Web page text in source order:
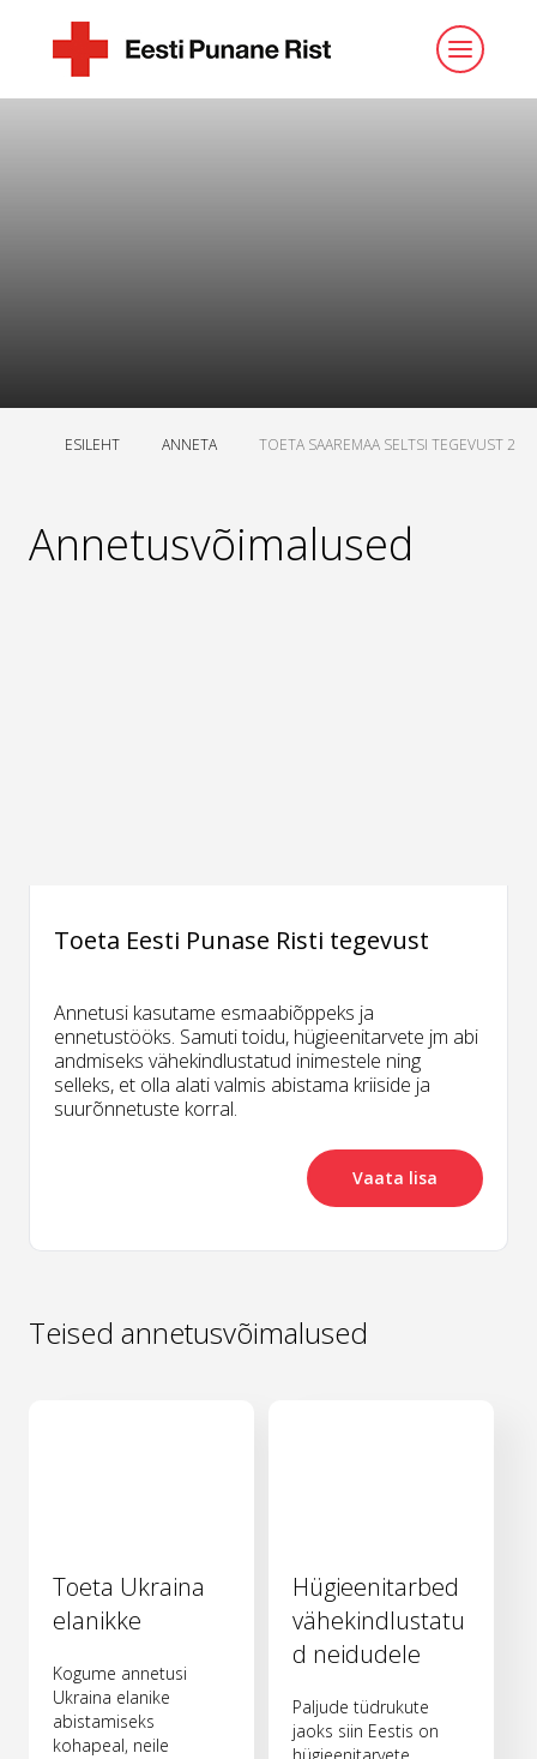
ESILEHT ANNETA TOETA SAAREMAA SELTSI TEGEVUST 2
Annetusvõimalused
Toeta Eesti Punase Risti tegevust
Annetusi kasutame esmaabiõppeks ja
ennetustööks. Samuti toidu, hügieenitarvete jm abi
andmiseks vähekindlustatud inimestele ning
selleks, et olla alati valmis abistama kriiside ja
suurõnnetuste korral.
Vaata lisa
Teised annetusvõimalused
Toeta Ukraina
elanikke
Kogume annetusi
Ukraina elanike
abistamiseks
kohapeal, neile
Hügieenitarbed
vähekindlustatu
d neidudele
Paljude tüdrukute
jaoks siin Eestis on